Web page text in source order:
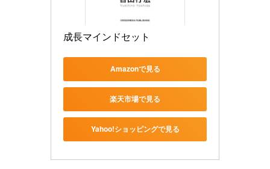
成長マインドセット
Amazonで見る
楽天市場で見る
Yahoo!ショッピングで見る